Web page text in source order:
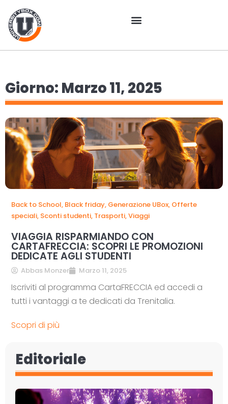
Giorno: Marzo 11, 2025
Back to School, Black friday, Generazione UBox, Offerte
speciali, Sconti studenti, Trasporti,Viaggi
VIAGGIA RISPARMIANDO CON
CARTAFRECCIA: SCOPRI LE PROMOZIONI
DEDICATE AGLI STUDENTI
Abbas Monzer Marzo 11, 2025
Iscriviti al programma CartaFRECCIA ed accedi a
tutti i vantaggi a te dedicati da Trenitalia.
Scopri di più
Editoriale